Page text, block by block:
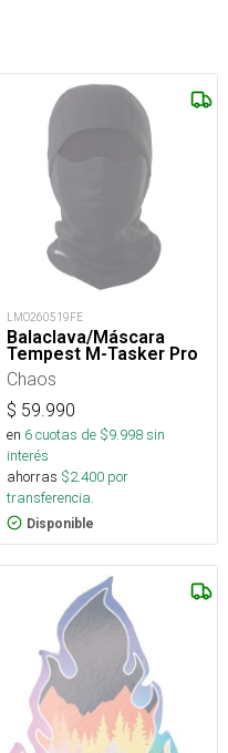
LMO260519FE
Balaclava/Máscara
Tempest M-Tasker Pro
Chaos
$ 59.990
en 6cuotas de $9.998sin
interés
ahorras $2.400 por
transferencia.
Disponible